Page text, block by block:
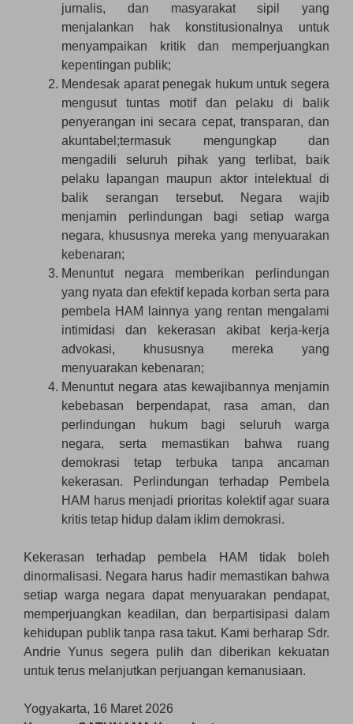
jurnalis, dan masyarakat sipil yang
menjalankan hak konstitusionalnya untuk
menyampaikan kritik dan memperjuangkan
kepentingan publik;
Mendesak aparat penegak hukum untuk segera
mengusut tuntas motif dan pelaku di balik
penyerangan ini secara cepat, transparan, dan
akuntabel;termasuk mengungkap dan
mengadili seluruh pihak yang terlibat, baik
pelaku lapangan maupun aktor intelektual di
balik serangan tersebut. Negara wajib
menjamin perlindungan bagi setiap warga
negara, khususnya mereka yang menyuarakan
kebenaran;
Menuntut negara memberikan perlindungan
yang nyata dan efektif kepada korban serta para
pembela HAM lainnya yang rentan mengalami
intimidasi dan kekerasan akibat kerja-kerja
advokasi, khususnya mereka yang
menyuarakan kebenaran;
Menuntut negara atas kewajibannya menjamin
kebebasan berpendapat, rasa aman, dan
perlindungan hukum bagi seluruh warga
negara, serta memastikan bahwa ruang
demokrasi tetap terbuka tanpa ancaman
kekerasan. Perlindungan terhadap Pembela
HAM harus menjadi prioritas kolektif agar suara
kritis tetap hidup dalam iklim demokrasi.
Kekerasan terhadap pembela HAM tidak boleh
dinormalisasi. Negara harus hadir memastikan bahwa
setiap warga negara dapat menyuarakan pendapat,
memperjuangkan keadilan, dan berpartisipasi dalam
kehidupan publik tanpa rasa takut. Kami berharap Sdr.
Andrie Yunus segera pulih dan diberikan kekuatan
untuk terus melanjutkan perjuangan kemanusiaan.
Yogyakarta, 16 Maret 2026